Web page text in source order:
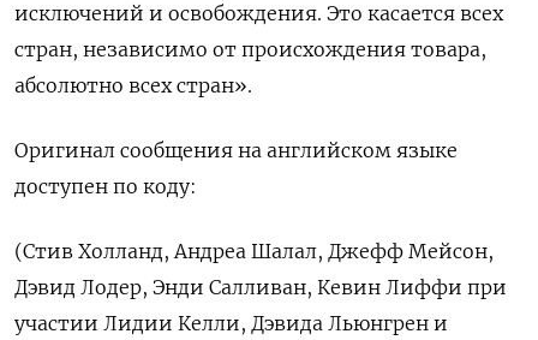
исключений и освобождения. Это касается всех
стран, независимо от происхождения товара,
абсолютно всех стран».
Оригинал сообщения на английском языке
доступен по коду:
(Стив Холланд, Андреа Шалал, Джефф Мейсон,
Дэвид Лодер, Энди Салливан, Кевин Лиффи при
участии Лидии Келли, Дэвида Льюнгрен и